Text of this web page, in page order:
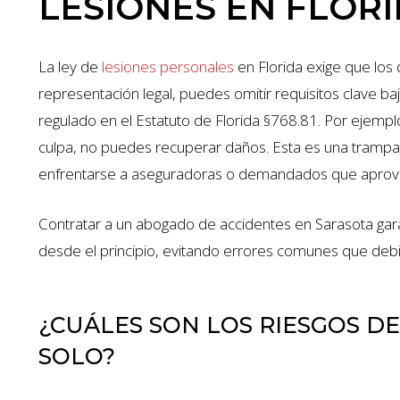
La ley de lesiones personales en Florida exige que los
representación legal, puedes omitir requisitos clave
regulado en el Estatuto de Florida §768.81. Por
culpa, no puedes recuperar daños. Esta es una
enfrentarse a aseguradoras o demandados que
Contratar a un abogado de accidentes en Sarasota
desde el principio, evitando errores comunes que
¿CUÁLES SON LOS RIESGOS
SOLO?